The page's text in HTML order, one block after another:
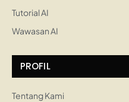
Tutorial AI
Wawasan AI
PROFIL
Tentang Kami